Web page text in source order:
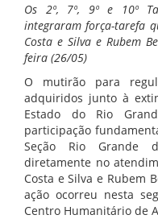
Os 2º, 7º, 9º e 10º
integraram força-tarefa
Costa e Silva e Rubem
feira (26/05)
O mutirão para
adquiridos junto à
Estado do Rio
participação
Seção Rio Grande
diretamente no
Costa e Silva e Rubem
ação ocorreu nesta
Centro Humanitário de